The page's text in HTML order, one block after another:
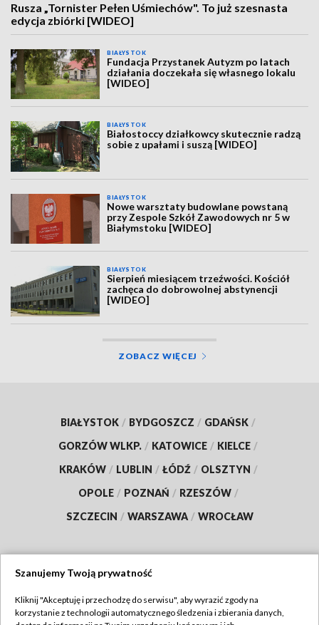
Rusza „Tornister Pełen Uśmiechów". To już szesnasta
edycja zbiórki [WIDEO]
BIAŁYSTOK
Fundacja Przystanek Autyzm po latach
działania doczekała się własnego lokalu
[WIDEO]
BIAŁYSTOK
Białostoccy działkowcy skutecznie radzą
sobie z upałami i suszą [WIDEO]
BIAŁYSTOK
Nowe warsztaty budowlane powstaną
przy Zespole Szkół Zawodowych nr 5 w
Białymstoku [WIDEO]
BIAŁYSTOK
Sierpień miesiącem trzeźwości. Kościół
zachęca do dobrowolnej abstynencji
[WIDEO]
ZOBACZ WIĘCEJ
BIAŁYSTOK / BYDGOSZCZ / GDAŃSK /
GORZÓW WLKP. / KATOWICE / KIELCE /
KRAKÓW / LUBLIN / ŁÓDŹ / OLSZTYN /
OPOLE / POZNAŃ / RZESZÓW /
SZCZECIN / WARSZAWA / WROCŁAW
TVP
Szanujemy Twoją prywatność
Kliknij "Akceptuję i przechodzę do serwisu", aby wyrazić zgody na
korzystanie z technologii automatycznego śledzenia i zbierania danych,